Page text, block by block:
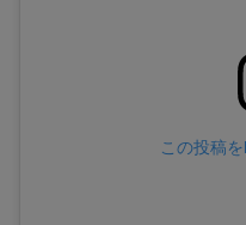
この投稿